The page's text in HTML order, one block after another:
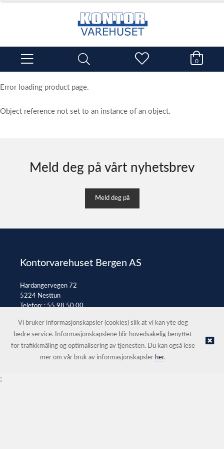
0
Error loading product page.
Object reference not set to an instance of an object.
Meld deg på vårt nyhetsbrev
Meld deg på
Kontorvarehuset Bergen AS
Hardangervegen 72
5224 Nesttun
Telefon: :55 98 50 00
© Kontorvarehuset Bergen AS |Nettbutikk levert av Kréatif
Vi bruker informasjonskapsler (cookies) slik at vi kan yte deg
bedre service. Informasjonskapslene blir hovedsakelig benyttet
for trafikkmåling og optimalisering av tjenesten. Du kan også lese
mer om vår bruk av informasjonskapsler her.
;